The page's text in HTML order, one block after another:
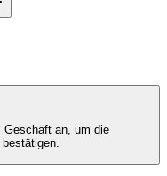
Geschäft an, um die